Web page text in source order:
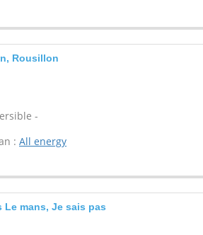
Rousillon
-
: All energy
Le mans, Je sais pas